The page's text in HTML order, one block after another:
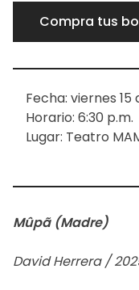
Compra tus
Fecha: viernes 15
Horario: 6:30 p.m.
Lugar: Teatro
Mûpã (Madre)
David Herrera /